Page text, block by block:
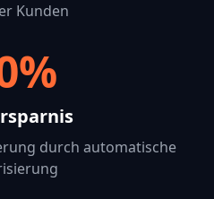
Kunden
durch automatische